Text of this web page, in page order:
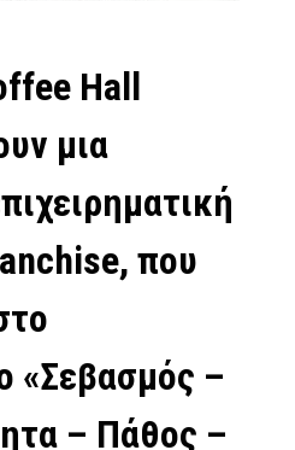
Hall
μια
που
«Σεβασμός –
– Πάθος –